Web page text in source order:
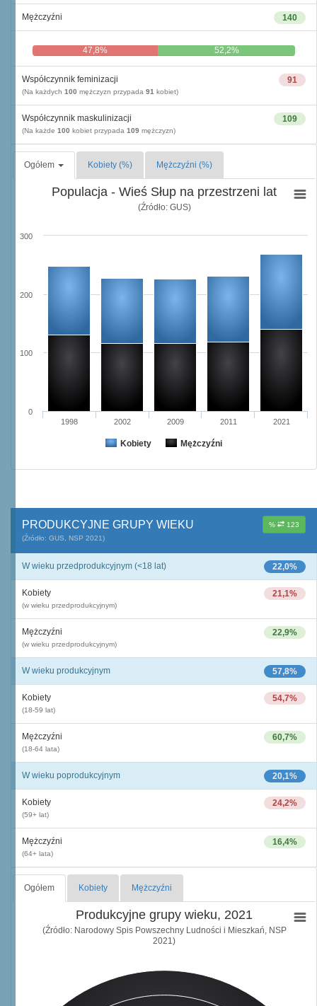
140
Mężczyźni
47,8% 52,2%
91
Współczynnik feminizacji
(Na każdych 100 mężczyzn przypada 91 kobiet)
109
Współczynnik maskulinizacji
(Na każde 100 kobiet przypada 109 mężczyzn)
Ogółem Kobiety (%) Mężczyźni (%)
Populacja - Wieś Słup na przestrzeni lat
(Źródło: GUS)
Kobiety Mężczyźni
1998 2002 2009 2011 2021
0
100
200
300
% 123
PRODUKCYJNE GRUPY WIEKU
(Źródło: GUS, NSP 2021)
22,0%
W wieku przedprodukcyjnym (<18 lat)
21,1%
Kobiety
(w wieku przedprodukcyjnym)
22,9%
Mężczyźni
(w wieku przedprodukcyjnym)
57,8%
W wieku produkcyjnym
54,7%
Kobiety
(18-59 lat)
60,7%
Mężczyźni
(18-64 lata)
20,1%
W wieku poprodukcyjnym
24,2%
Kobiety
(59+ lat)
16,4%
Mężczyźni
(64+ lata)
Ogółem Kobiety Mężczyźni
Produkcyjne grupy wieku, 2021
(Źródło: Narodowy Spis Powszechny Ludności i Mieszkań, NSP
2021)